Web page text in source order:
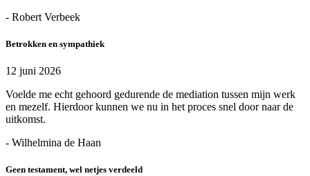
- Robert Verbeek
Betrokken en sympathiek
12 juni 2026
Voelde me echt gehoord gedurende de mediation tussen mijn werk
en mezelf. Hierdoor kunnen we nu in het proces snel door naar de
uitkomst.
- Wilhelmina de Haan
Geen testament, wel netjes verdeeld